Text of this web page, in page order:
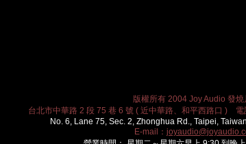
版權所有 2004 Joy Audio 發
台北市中華路 2 段 75 巷 6 號 ( 近中華路、和平西路口 )
No. 6, Lane 75, Sec. 2, Zhonghua Rd., Taipei,
E-mail：